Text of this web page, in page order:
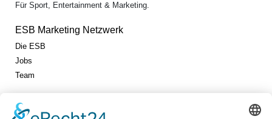
Für Sport, Entertainment & Marketing.
ESB Marketing Netzwerk
Die ESB
Jobs
Team
Jetzt vernetzen!